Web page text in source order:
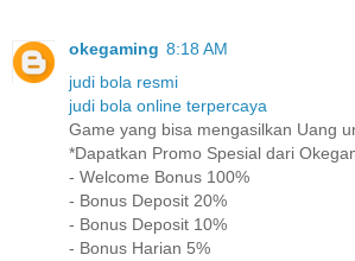
okegaming 8:18 AM
judi bola resmi
judi bola online terpercaya
Game yang bisa mengasilkan Uang
*Dapatkan Promo Spesial dari
- Welcome Bonus 100%
- Bonus Deposit 20%
- Bonus Deposit 10%
- Bonus Harian 5%